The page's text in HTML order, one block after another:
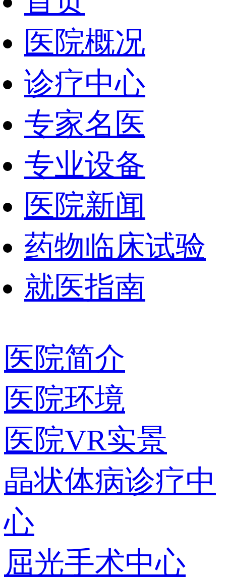
医院概况
诊疗中心
专家名医
专业设备
医院新闻
药物临床试验
就医指南
医院简介
医院环境
医院VR实景
晶状体病诊疗中
心
屈光手术中心